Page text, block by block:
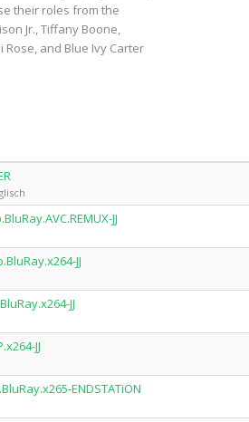
their roles from the
Jr., Tiffany Boone,
Rose, and Blue Ivy Carter
JJ
JJ
JJ
JJ
ENDSTATiON